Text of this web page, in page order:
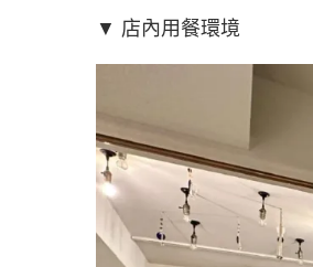
▼ 店內用餐環境